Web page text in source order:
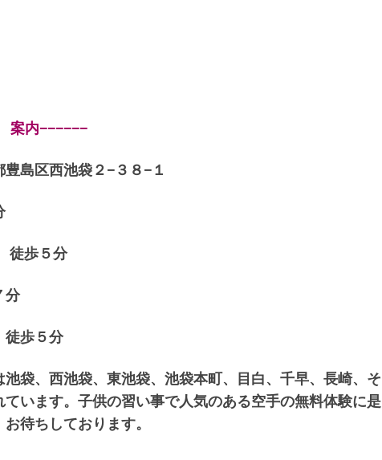
案内−−−−−−
島区西池袋２−３８−１
徒歩５分
分
歩５分
袋、西池袋、東池袋、池袋本町、目白、千早、長崎、そ
います。子供の習い事で人気のある空手の無料体験に是
待ちしております。